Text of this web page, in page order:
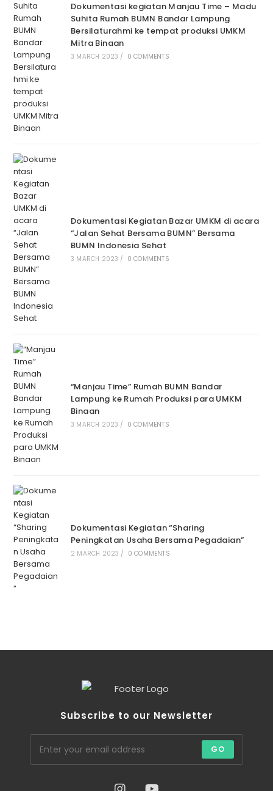
Dokumentasi kegiatan Manjau Time – Madu
Suhita Rumah BUMN Bandar Lampung
Bersilaturahmi ke tempat produksi UMKM
Mitra Binaan
3 MARCH 2023 / 0 COMMENTS
Dokumentasi Kegiatan Bazar UMKM di acara
“Jalan Sehat Bersama BUMN” Bersama
BUMN Indonesia Sehat
3 MARCH 2023 / 0 COMMENTS
“Manjau Time” Rumah BUMN Bandar
Lampung ke Rumah Produksi para UMKM
Binaan
3 MARCH 2023 / 0 COMMENTS
Dokumentasi Kegiatan “Sharing
Peningkatan Usaha Bersama Pegadaian”
2 MARCH 2023 / 0 COMMENTS
Subscribe to our Newsletter
GO